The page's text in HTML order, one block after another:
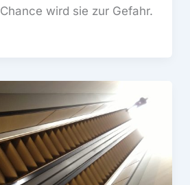
wird sie zur Gefahr.